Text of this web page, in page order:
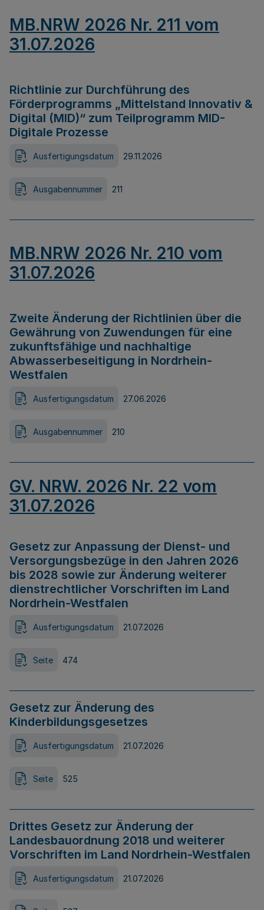
MB.NRW 2026 Nr. 211 vom
31.07.2026
Richtlinie zur Durchführung des
Förderprogramms „Mittelstand Innovativ &
Digital (MID)“ zum Teilprogramm MID-
Digitale Prozesse
Ausfertigungsdatum 29.11.2026
Ausgabennummer 211
MB.NRW 2026 Nr. 210 vom
31.07.2026
Zweite Änderung der Richtlinien über die
Gewährung von Zuwendungen für eine
zukunftsfähige und nachhaltige
Abwasserbeseitigung in Nordrhein-
Westfalen
Ausfertigungsdatum 27.06.2026
Ausgabennummer 210
GV. NRW. 2026 Nr. 22 vom
31.07.2026
Gesetz zur Anpassung der Dienst- und
Versorgungsbezüge in den Jahren 2026
bis 2028 sowie zur Änderung weiterer
dienstrechtlicher Vorschriften im Land
Nordrhein-Westfalen
Ausfertigungsdatum 21.07.2026
Seite 474
Gesetz zur Änderung des
Kinderbildungsgesetzes
Ausfertigungsdatum 21.07.2026
Seite 525
Drittes Gesetz zur Änderung der
Landesbauordnung 2018 und weiterer
Vorschriften im Land Nordrhein-Westfalen
Ausfertigungsdatum 21.07.2026